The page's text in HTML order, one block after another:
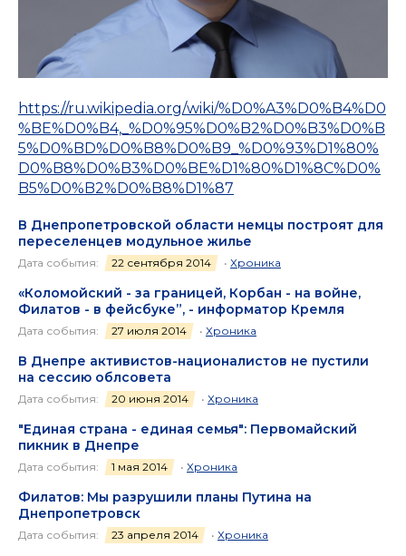
https://ru.wikipedia.org/wiki/%D0%A3%D0%B4%D0
%BE%D0%B4,_%D0%95%D0%B2%D0%B3%D0%B
5%D0%BD%D0%B8%D0%B9_%D0%93%D1%80%
D0%B8%D0%B3%D0%BE%D1%80%D1%8C%D0%
B5%D0%B2%D0%B8%D1%87
В Днепропетровской области немцы построят для
переселенцев модульное жилье
Дата события: 22 сентября 2014 • Хроника
«Коломойский - за границей, Корбан - на войне,
Филатов - в фейсбуке”, - информатор Кремля
Дата события: 27 июля 2014 • Хроника
В Днепре активистов-националистов не пустили
на сессию облсовета
Дата события: 20 июня 2014 • Хроника
"Единая страна - единая семья": Первомайский
пикник в Днепре
Дата события: 1 мая 2014 • Хроника
Филатов: Мы разрушили планы Путина на
Днепропетровск
Дата события: 23 апреля 2014 • Хроника